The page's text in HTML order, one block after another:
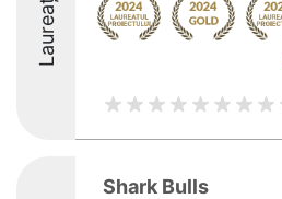
Laureați
Shark Bulls